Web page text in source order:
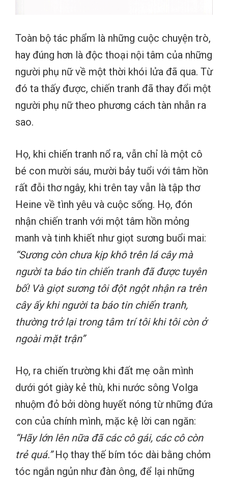
Toàn bộ tác phẩm là những cuộc chuyện trò,
hay đúng hơn là độc thoại nội tâm của những
người phụ nữ về một thời khói lửa đã qua. Từ
đó ta thấy được, chiến tranh đã thay đổi một
người phụ nữ theo phương cách tàn nhẫn ra
sao.
Họ, khi chiến tranh nổ ra, vẫn chỉ là một cô
bé con mười sáu, mười bảy tuổi với tâm hồn
rất đỗi thơ ngây, khi trên tay vẫn là tập thơ
Heine về tình yêu và cuộc sống. Họ, đón
nhận chiến tranh với một tâm hồn mỏng
manh và tinh khiết như giọt sương buổi mai:
“Sương còn chưa kịp khô trên lá cây mà
người ta báo tin chiến tranh đã được tuyên
bố! Và giọt sương tôi đột ngột nhận ra trên
cây ấy khi người ta báo tin chiến tranh,
thường trở lại trong tâm trí tôi khi tôi còn ở
ngoài mặt trận”
Họ, ra chiến trường khi đất mẹ oằn mình
dưới gót giày kẻ thù, khi nước sông Volga
nhuộm đỏ bởi dòng huyết nóng từ những đứa
con của chính mình, mặc kệ lời can ngăn:
“Hãy lớn lên nữa đã các cô gái, các cô còn
trẻ quá.”Họ thay thế bím tóc dài bằng chỏm
tóc ngắn ngủn như đàn ông, để lại những